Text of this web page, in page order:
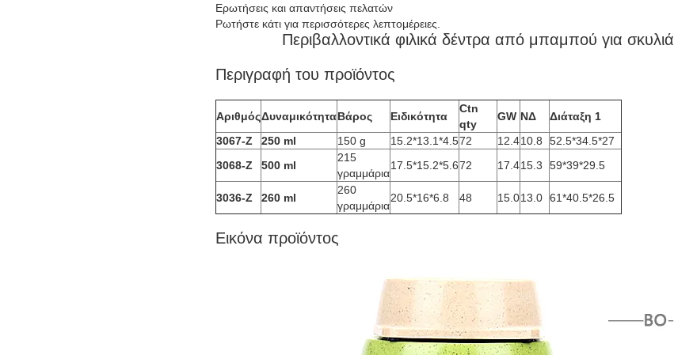
Ερωτήσεις και απαντήσεις πελατών
Ρωτήστε κάτι για περισσότερες λεπτομέρειες.
Περιβαλλοντικά φιλικά δέντρα από μπαμπού για σκυλιά
Περιγραφή του προϊόντος
ΑριθμόςΔυναμικότηταΒάρος Ειδικότητα
Ctn
qty
GW ΝΔ
Διάταξη 1
3067-Z
250 ml 150 g 15.2*13.1*4.572 12.410.8
52.5*34.5*27
3068-Z
500 ml
215
γραμμάρια
17.5*15.2*5.672 17.415.3 59*39*29.5
3036-Z 260 ml
260
γραμμάρια
20.5*16*6.8 48 15.013.0 61*40.5*26.5
Εικόνα προϊόντος